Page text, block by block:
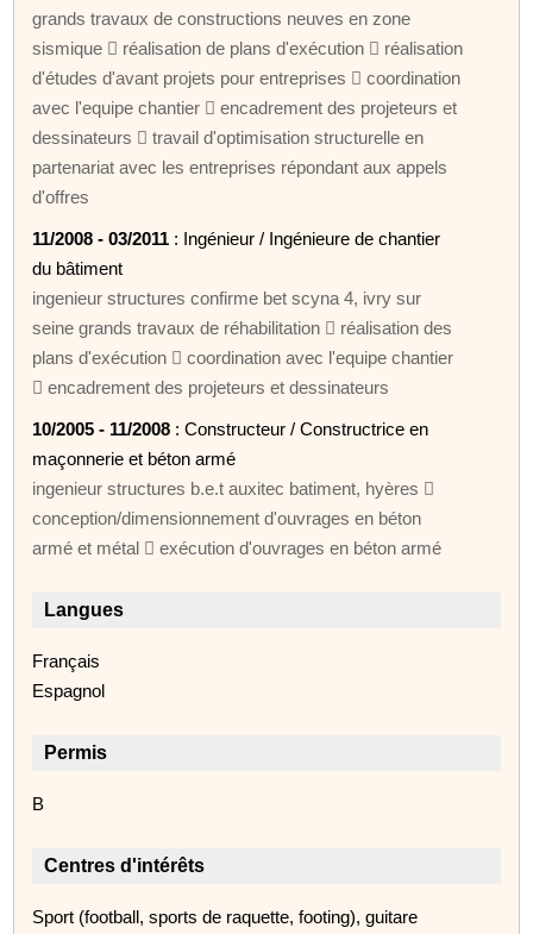
grands travaux de constructions neuves en zone
sismique  réalisation de plans d'exécution  réalisation
d'études d'avant projets pour entreprises  coordination
avec l'equipe chantier  encadrement des projeteurs et
dessinateurs  travail d'optimisation structurelle en
partenariat avec les entreprises répondant aux appels
d'offres
11/2008 - 03/2011 : Ingénieur / Ingénieure de chantier
du bâtiment
ingenieur structures confirme bet scyna 4, ivry sur
seine grands travaux de réhabilitation  réalisation des
plans d'exécution  coordination avec l'equipe chantier
 encadrement des projeteurs et dessinateurs
10/2005 - 11/2008 : Constructeur / Constructrice en
maçonnerie et béton armé
ingenieur structures b.e.t auxitec batiment, hyères 
conception/dimensionnement d'ouvrages en béton
armé et métal  exécution d'ouvrages en béton armé
Langues
Français
Espagnol
Permis
B
Centres d'intérêts
Sport (football, sports de raquette, footing), guitare